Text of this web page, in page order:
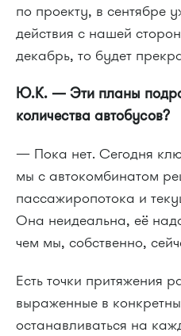
по проекту, в сентябре
действия с нашей
декабрь, то будет
Ю.К. — Эти планы
количества автобусов?
— Пока нет. Сегодня
мы с автокомбинатом
пассажиропотока и
Она неидеальна, её
чем мы, собственно,
Есть точки притяжения
выраженные в
останавливаться на